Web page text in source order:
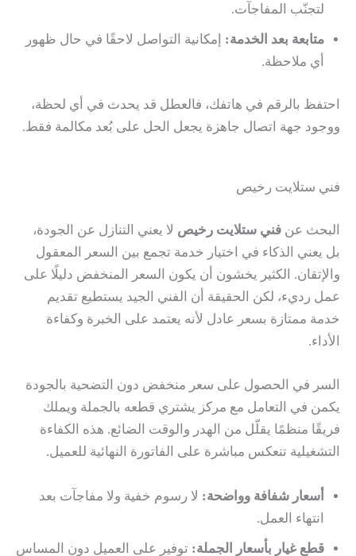
لتجنّب المفاجآت.
متابعة بعد الخدمة: إمكانية التواصل لاحقًا في حال ظهور
أي ملاحظة.
احتفظ بالرقم في هاتفك، فالعطل قد يحدث في أي لحظة،
ووجود جهة اتصال جاهزة يجعل الحل على بُعد مكالمة فقط.
فني ستلايت رخيص
البحث عن فني ستلايت رخيص لا يعني التنازل عن الجودة،
بل يعني الذكاء في اختيار خدمة تجمع بين السعر المعقول
والإتقان. الكثير يخشون أن يكون السعر المنخفض دليلًا على
عمل رديء، لكن الحقيقة أن الفني الجيد يستطيع تقديم
خدمة ممتازة بسعر عادل لأنه يعتمد على الخبرة وكفاءة
الأداء.
السر في الحصول على سعر منخفض دون التضحية بالجودة
يكمن في التعامل مع مركز يشتري قطعه بالجملة ويملك
فريقًا منظمًا يقلّل من الهدر والوقت الضائع. هذه الكفاءة
التشغيلية تنعكس مباشرة على الفاتورة النهائية للعميل.
أسعار شفافة وواضحة: لا رسوم خفية ولا مفاجآت بعد
انتهاء العمل.
قطع غيار بأسعار الجملة: توفير على العميل دون المساس